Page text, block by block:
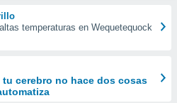
temperaturas en Wequetequock
tu cerebro no hace dos cosas